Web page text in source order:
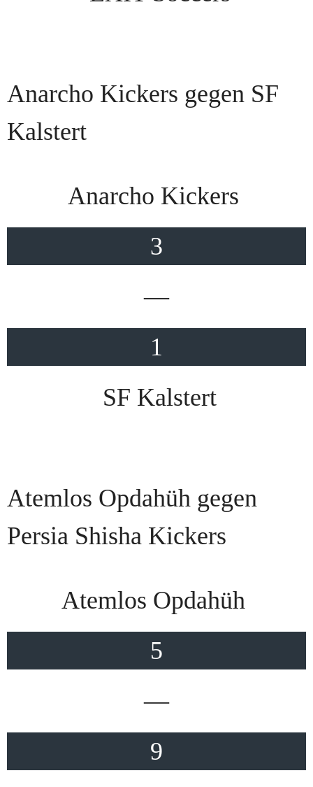
Anarcho Kickers gegen SF
Kalstert
Anarcho Kickers
3
—
1
SF Kalstert
Atemlos Opdahüh gegen
Persia Shisha Kickers
Atemlos Opdahüh
5
—
9